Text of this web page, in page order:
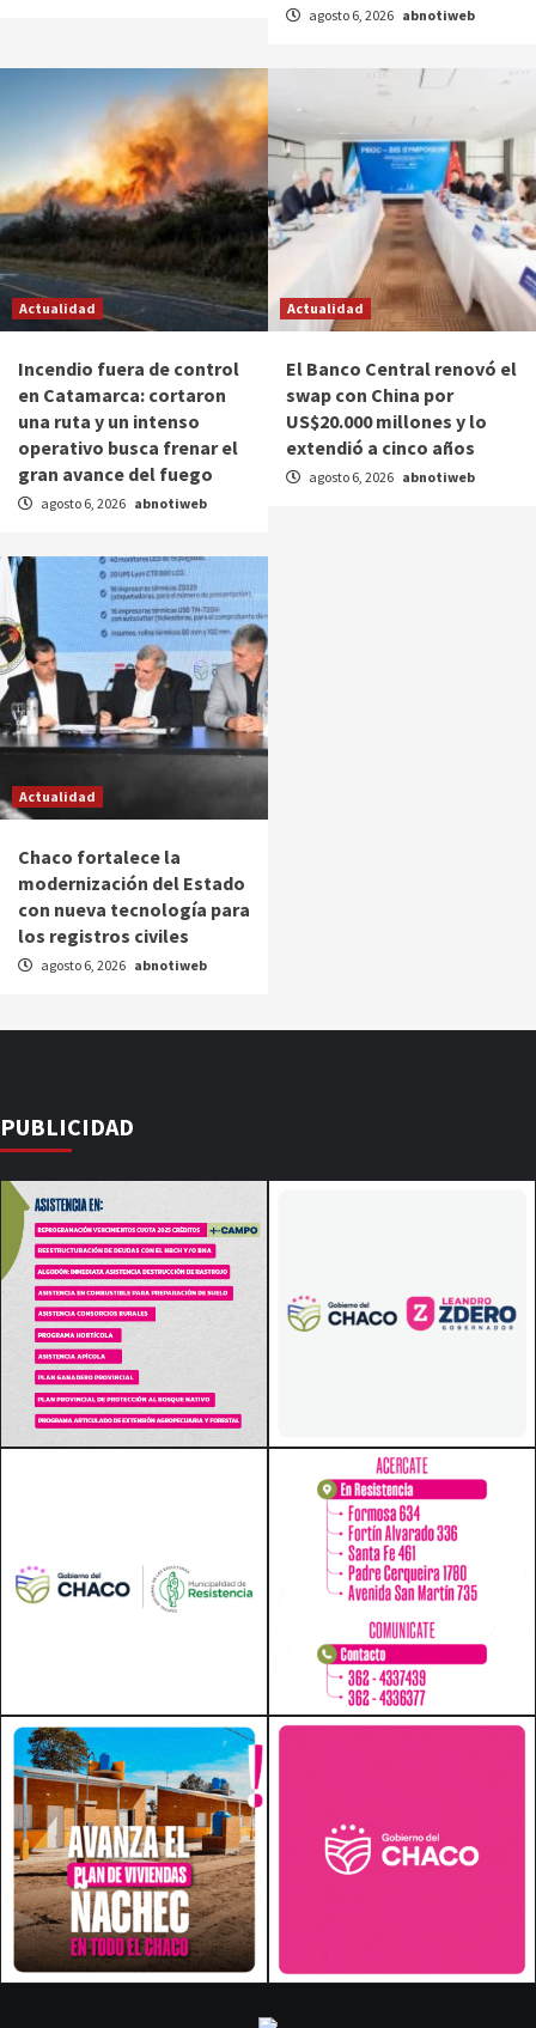
agosto 6, 2026 abnotiweb
Actualidad
Incendio fuera de control
en Catamarca: cortaron
una ruta y un intenso
operativo busca frenar el
gran avance del fuego
agosto 6, 2026 abnotiweb
Actualidad
El Banco Central renovó el
swap con China por
US$20.000 millones y lo
extendió a cinco años
agosto 6, 2026 abnotiweb
Actualidad
Chaco fortalece la
modernización del Estado
con nueva tecnología para
los registros civiles
agosto 6, 2026 abnotiweb
PUBLICIDAD